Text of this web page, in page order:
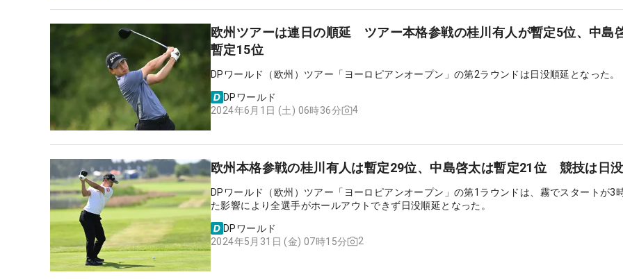
欧州ツアーは連日の順延 ツアー本格参戦の桂川有人が暫定5位、中島
暫定15位
DPワールド（欧州）ツアー「ヨーロピアンオープン」の第2ラウンドは日没順延となった。
DPワールド
2024年6月1日 (土) 06時36分
4
欧州本格参戦の桂川有人は暫定29位、中島啓太は暫定21位 競技は日
DPワールド（欧州）ツアー「ヨーロピアンオープン」の第1ラウンドは、霧でスタートが3
た影響により全選手がホールアウトできず日没順延となった。
DPワールド
2024年5月31日 (金) 07時15分
2